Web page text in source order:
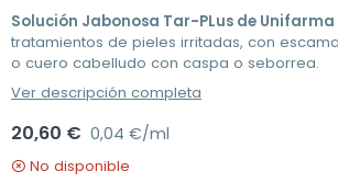
Solución Jabonosa Tar-PLus de Unifarma
tratamientos de pieles irritadas, con
o cuero cabelludo con caspa o seborrea.
Ver descripción completa
20,60 € 0,04 €/ml
No disponible